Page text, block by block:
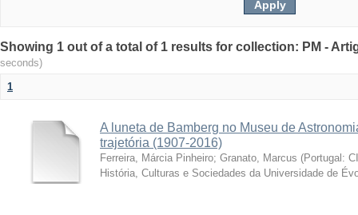
Showing 1 out of a total of 1 results for collection: PM -
seconds)
1
A luneta de Bamberg no Museu de
trajetória (1907-2016)
Ferreira, Márcia Pinheiro; Granato, Marcus (Portugal:
História, Culturas e Sociedades da Universidade de